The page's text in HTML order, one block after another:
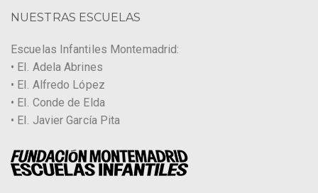
NUESTRAS ESCUELAS
Escuelas Infantiles Montemadrid:
• EI. Adela Abrines
• EI. Alfredo López
• EI. Conde de Elda
• EI. Javier García Pita